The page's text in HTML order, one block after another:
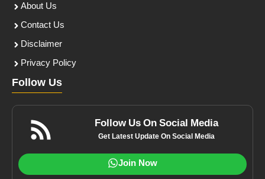
About Us
Contact Us
Disclaimer
Privacy Policy
Follow Us
Follow Us On Social Media
Get Latest Update On Social Media
Join Now